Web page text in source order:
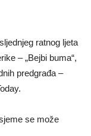
ratnog ljeta
– „Bejbi buma“,
predgrađa –
se može